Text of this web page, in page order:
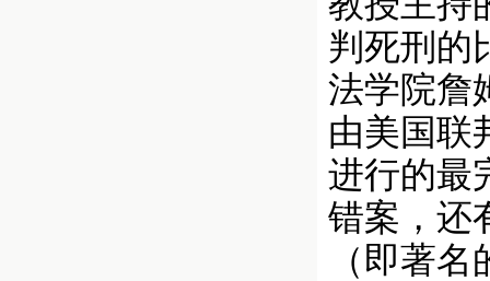
判死刑的
法学院詹
由美国联
进行的最
错案，还
（即著